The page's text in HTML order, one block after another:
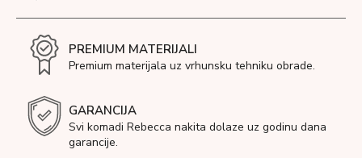
PREMIUM MATERIJALI
Premium materijala uz vrhunsku tehniku obrade.
GARANCIJA
Svi komadi Rebecca nakita dolaze uz godinu dana
garancije.